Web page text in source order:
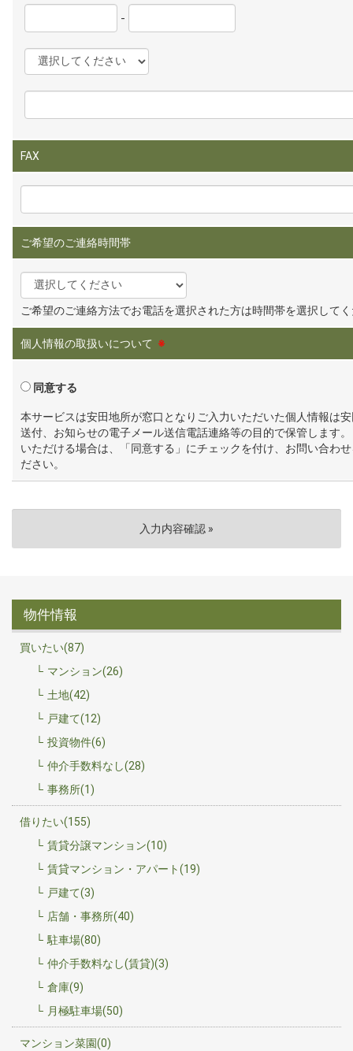
-
FAX
ご希望のご連絡時間帯
ご希望のご連絡方法でお電話を選択された方は時間帯を選択して
個人情報の取扱いについて ※
同意する
本サービスは安田地所が窓口となりご入力いただいた個人情報は
送付、お知らせの電子メール送信電話連絡等の目的で保管します
いただける場合は、「同意する」にチェックを付け、お問い合わ
ださい。
物件情報
買いたい(87)
マンション(26)
土地(42)
戸建て(12)
投資物件(6)
仲介手数料なし(28)
事務所(1)
借りたい(155)
賃貸分譲マンション(10)
賃貸マンション・アパート(19)
戸建て(3)
店舗・事務所(40)
駐車場(80)
仲介手数料なし(賃貸)(3)
倉庫(9)
月極駐車場(50)
マンション菜園(0)